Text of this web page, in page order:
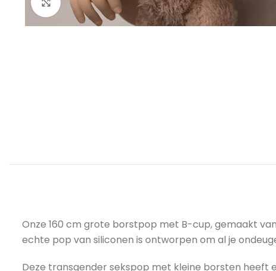
Klik om te vergroten
Onze 160 cm grote borstpop met B-cup, gemaakt
echte pop van siliconen is ontworpen om al je
Deze transgender sekspop met kleine borsten heeft